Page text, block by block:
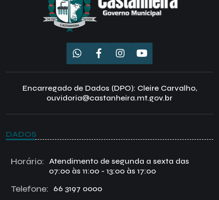
Encarregado de Dados (DPO): Cleire Carvalho,
ouvidoria@castanheira.mt.gov.br
DADOS
Horário:
Atendimento de segunda a sexta das
07:00 às 11:00 - 13:00 às 17:00
Telefone: 66 3197 0000